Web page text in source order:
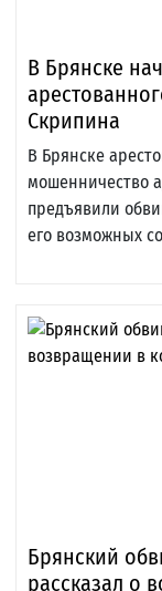
В Брянске
Скрипина
В Брянске
мошенничество
предъявили
его возможных
Брянский
рассказал о